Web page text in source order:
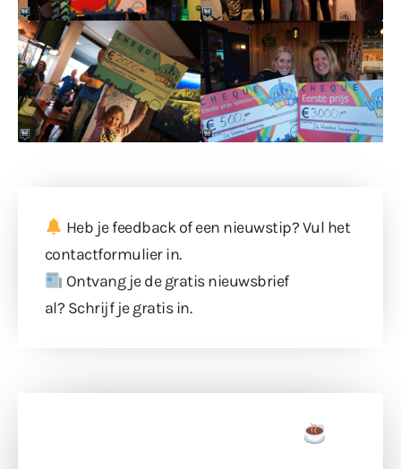
Heb je feedback of een nieuwstip? Vul het
contactformulierin.
Ontvang je de gratis nieuwsbrief
al? Schrijf je gratis in.